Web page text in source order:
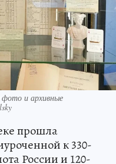
фото и архивные
прошла
к 330-
России и 120-